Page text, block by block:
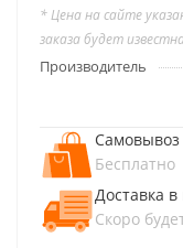
* Цена на сайте
заказа будет
Производитель
Самовывоз
Бесплатно
Доставка
Скоро